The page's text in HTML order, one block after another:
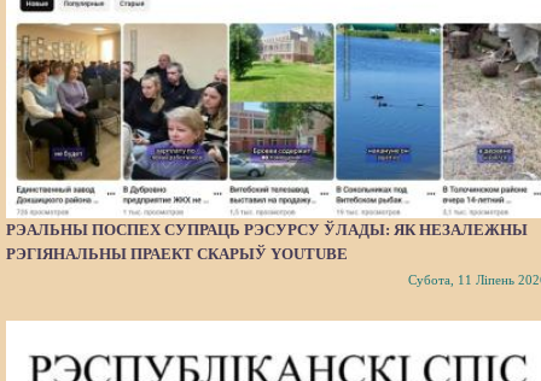
РЭАЛЬНЫ ПОСПЕХ СУПРАЦЬ РЭСУРСУ ЎЛАДЫ: ЯК НЕЗАЛЕЖНЫ
РЭГІЯНАЛЬНЫ ПРАЕКТ СКАРЫЎ YOUTUBE
Субота, 11 Ліпень